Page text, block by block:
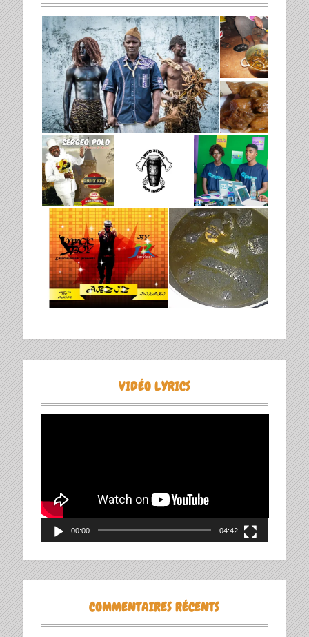
VIDÉO LYRICS
00:00 04:42
COMMENTAIRES RÉCENTS